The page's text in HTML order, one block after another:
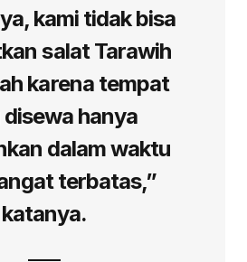
kami tidak bisa
salat Tarawih
karena tempat
hanya
dalam waktu
terbatas,”
katanya.